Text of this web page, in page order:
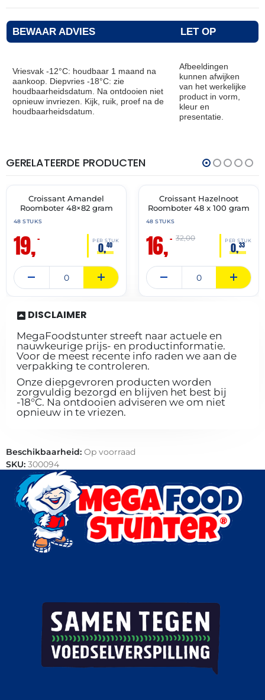
BEWAAR ADVIES LET OP
Vriesvak -12°C: houdbaar 1 maand na
aankoop. Diepvries -18°C: zie
houdbaarheidsdatum. Na ontdooien niet
opnieuw invriezen. Kijk, ruik, proef na de
houdbaarheidsdatum.
Afbeeldingen
kunnen afwijken
van het werkelijke
product in vorm,
kleur en
presentatie.
GERELATEERDE PRODUCTEN
🔥 OP=OP
THT:
30-
Croissant Amandel
Roomboter 48×82 gram
48 STUKS
19,– PER STUK
0,40
🔥 OP=OP
Croissant Hazelnoot
Roomboter 48 x 100 gram
48 STUKS
16,– PER STUK
0,33
32,00
DISCLAIMER
MegaFoodstunter streeft naar actuele en
nauwkeurige prijs- en productinformatie.
Voor de meest recente info raden we aan de
verpakking te controleren.
Onze diepgevroren producten worden
zorgvuldig bezorgd en blijven het best bij
-18°C. Na ontdooien adviseren we om niet
opnieuw in te vriezen.
Beschikbaarheid: Op voorraad
SKU: 300094
Categorieën:Horeca groothandel